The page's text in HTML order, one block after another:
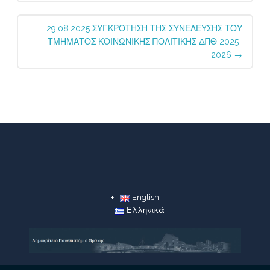
29.08.2025 ΣΥΓΚΡΟΤΗΣΗ ΤΗΣ ΣΥΝΕΛΕΥΣΗΣ ΤΟΥ
ΤΜΗΜΑΤΟΣ ΚΟΙΝΩΝΙΚΗΣ ΠΟΛΙΤΙΚΗΣ ΔΠΘ 2025-
2026 →
English
Ελληνικά